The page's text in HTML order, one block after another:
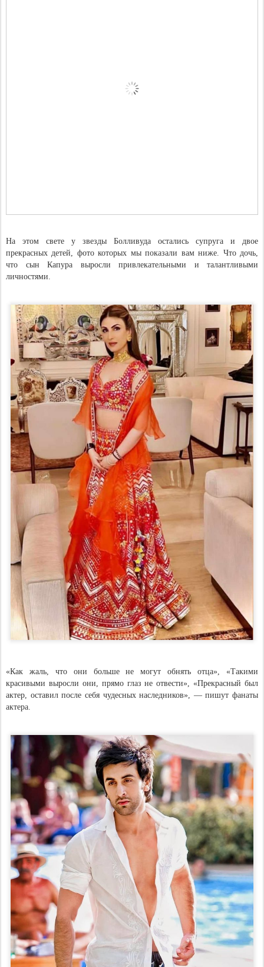
На этом свете у звезды Болливуда остались супруга и двое
прекрасных детей, фото которых мы показали вам ниже. Что дочь,
что сын Капура выросли привлекательными и талантливыми
личностями.
«Как жаль, что они больше не могут обнять отца», «Такими
красивыми выросли они, прямо глаз не отвести», «Прекрасный был
актер, оставил после себя чудесных наследников», — пишут фанаты
актера.